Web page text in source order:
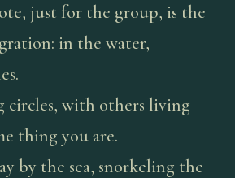
just for the group, is the
in the water,
circles, with others living
thing you are.
by the sea, snorkeling the